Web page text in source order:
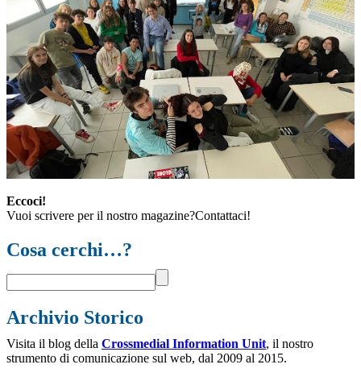
Eccoci!
Vuoi scrivere per il nostro magazine?Contattaci!
Cosa cerchi…?
Archivio Storico
Visita il blog della Crossmedial Information Unit, il nostro
strumento di comunicazione sul web, dal 2009 al 2015.